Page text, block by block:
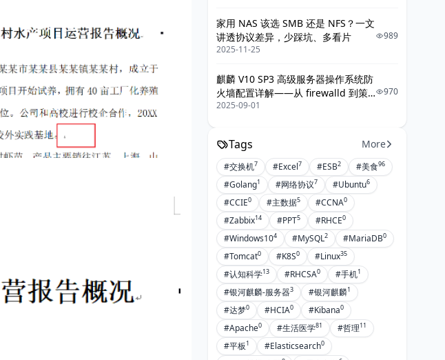
家用 NAS 该选 SMB 还是 NFS？一文
讲透协议差异，少踩坑、多看片
2025-11-25
989
麒麟 V10 SP3 高级服务器操作系统防
火墙配置详解——从 firewalld 到策
略落地的最佳实践
2025-09-01
970
Tags More
#交换机7 #Excel7 #ESB2 #美食96
#Golang1 #网络协议7 #Ubuntu6
#CCIE0 #主数据5 #CCNA0
#Zabbix14 #PPT5 #RHCE0
#Windows104 #MySQL2 #MariaDB0
#Tomcat0 #K8S0 #Linux35
#认知科学13 #RHCSA0 #手机1
#银河麒麟-服务器3 #银河麒麟1
#达梦0 #HCIA0 #Kibana0
#Apache0 #生活医学81 #哲理11
#平板1 #Elasticsearch0